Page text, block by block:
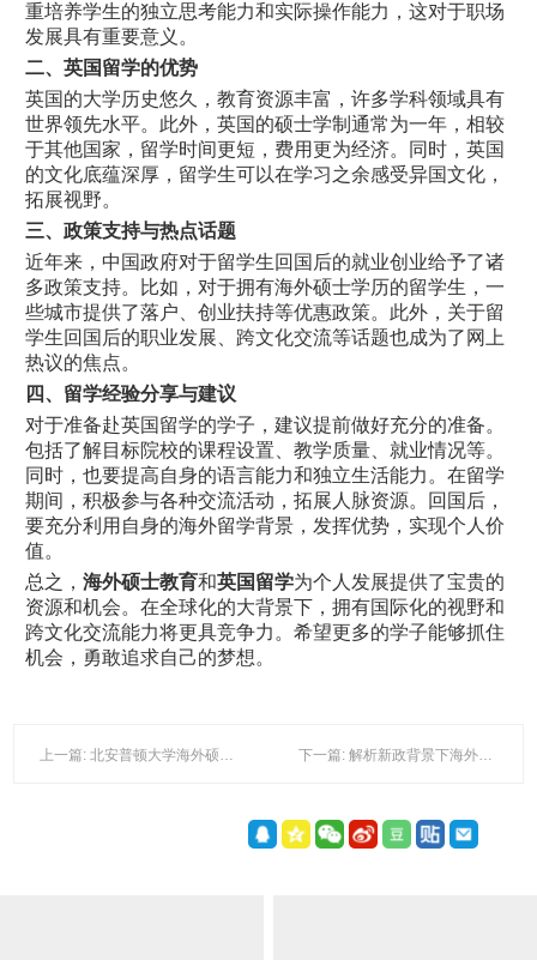
重培养学生的独立思考能力和实际操作能力，这对于职场
发展具有重要意义。
二、英国留学的优势
英国的大学历史悠久，教育资源丰富，许多学科领域具有
世界领先水平。此外，英国的硕士学制通常为一年，相较
于其他国家，留学时间更短，费用更为经济。同时，英国
的文化底蕴深厚，留学生可以在学习之余感受异国文化，
拓展视野。
三、政策支持与热点话题
近年来，中国政府对于留学生回国后的就业创业给予了诸
多政策支持。比如，对于拥有海外硕士学历的留学生，一
些城市提供了落户、创业扶持等优惠政策。此外，关于留
学生回国后的职业发展、跨文化交流等话题也成为了网上
热议的焦点。
四、留学经验分享与建议
对于准备赴英国留学的学子，建议提前做好充分的准备。
包括了解目标院校的课程设置、教学质量、就业情况等。
同时，也要提高自身的语言能力和独立生活能力。在留学
期间，积极参与各种交流活动，拓展人脉资源。回国后，
要充分利用自身的海外留学背景，发挥优势，实现个人价
值。
总之，海外硕士教育和英国留学为个人发展提供了宝贵的
资源和机会。在全球化的大背景下，拥有国际化的视野和
跨文化交流能力将更具竞争力。希望更多的学子能够抓住
机会，勇敢追求自己的梦想。
上一篇: 北安普顿大学海外硕士教育及政策热点解析 下一篇: 解析新政背景下海外硕士及英国留学的趋势与挑战